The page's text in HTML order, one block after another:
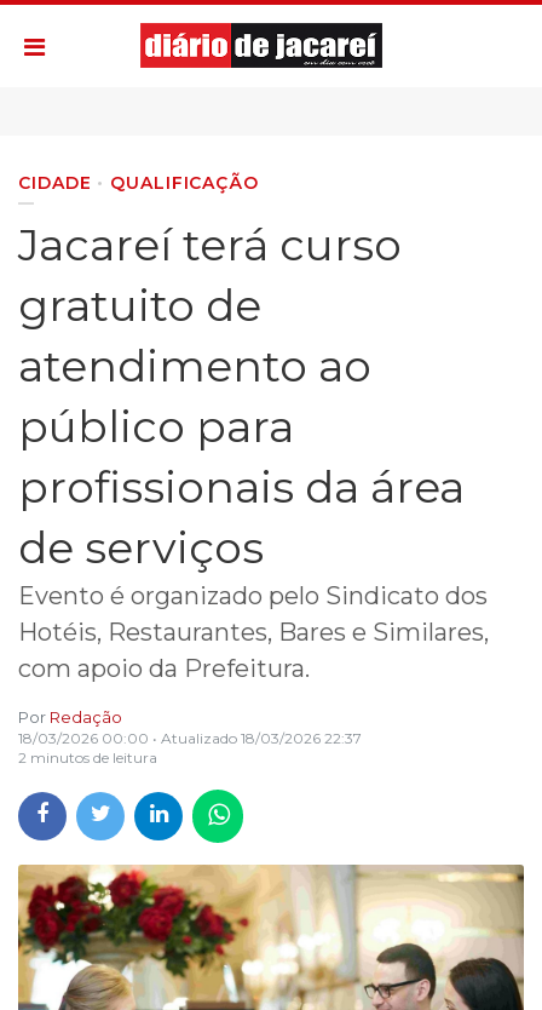
CIDADE QUALIFICAÇÃO
Jacareí terá curso
gratuito de
atendimento ao
público para
profissionais da área
de serviços
Evento é organizado pelo Sindicato dos
Hotéis, Restaurantes, Bares e Similares,
com apoio da Prefeitura.
Por Redação
18/03/2026 00:00 • Atualizado 18/03/2026 22:37
2 minutos de leitura